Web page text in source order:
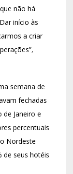
não há
início às
a criar
semana de
fechadas
de Janeiro e
percentuais
Nordeste
de seus hotéis